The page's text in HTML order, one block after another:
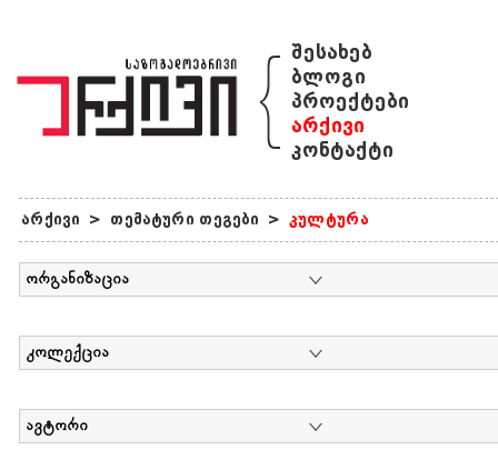
{ შესახებ
ბლოგი
პროექტები
არქივი
კონტაქტი
არქივი > თემატური თეგები > კულტურა
ორგანიზაცია
კოლექცია
ავტორი